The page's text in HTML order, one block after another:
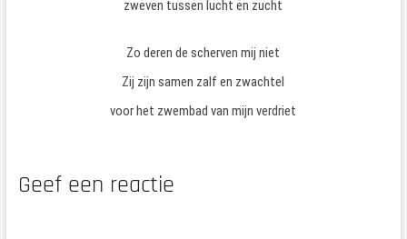
zweven tussen lucht en zucht
Zo deren de scherven mij niet
Zij zijn samen zalf en zwachtel
voor het zwembad van mijn verdriet
Geef een reactie